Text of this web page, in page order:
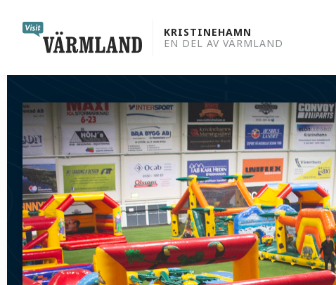
content
KRISTINEHAMN
EN DEL AV VÄRMLAND